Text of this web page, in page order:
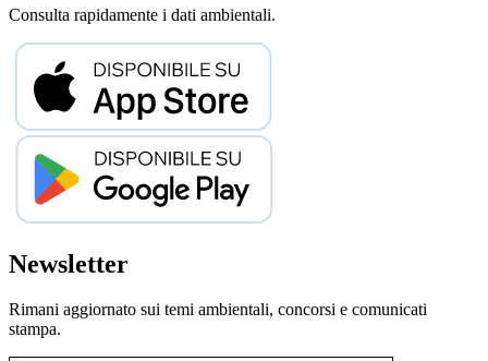
Consulta rapidamente i dati ambientali.
Newsletter
Rimani aggiornato sui temi ambientali, concorsi e comunicati
stampa.